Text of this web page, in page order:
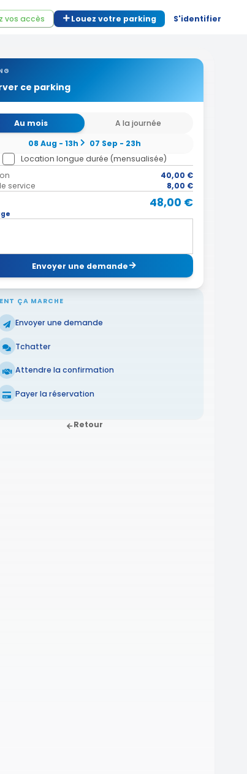
vos accès Louez votre parking S'identifier
ce parking
Au mois
A la journée
08 Aug - 13h
07 Sep - 23h
Location longue durée (mensualisée)
40,00 €
service
8,00 €
48,00 €
Envoyer une demande
ÇA MARCHE
Envoyer une demande
Tchatter
Attendre la confirmation
Payer la réservation
Retour